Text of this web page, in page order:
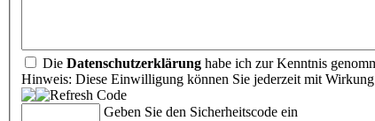
Die Datenschutzerklärung habe ich zur Kenntnis
Hinweis: Diese Einwilligung können Sie jederzeit mit
Geben Sie den Sicherheitscode ein